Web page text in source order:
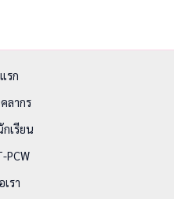
รก
ลากร
เรียน
PCW
รา